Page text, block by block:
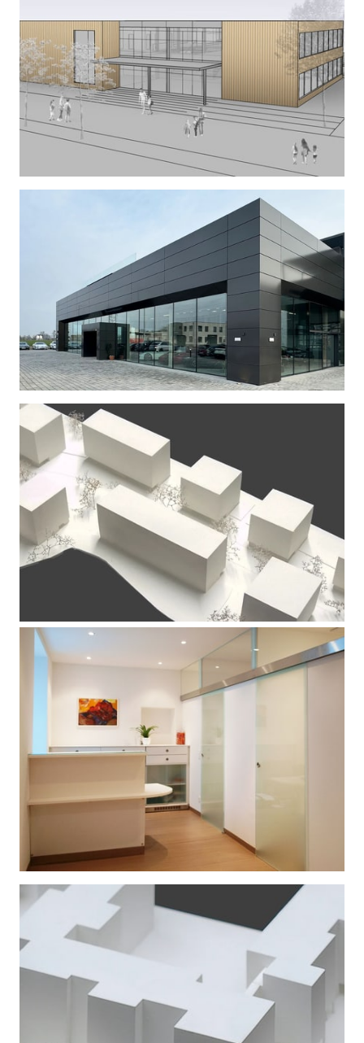
VOLKSSCHULE
| Wettbewerb Ankauf - Niederösterreich
AUTOHAUS
|  Wien 11
STÄDTEBAU
| Wettbewerb Graz I
ORDINATION